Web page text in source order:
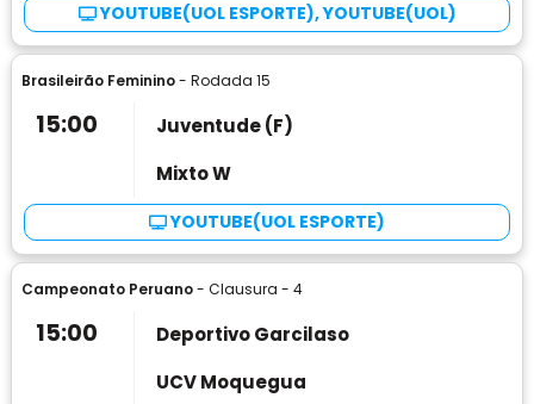
YOUTUBE(UOL ESPORTE), YOUTUBE(UOL)
Brasileirão Feminino- Rodada 15
15:00
Juventude (F)
Mixto W
YOUTUBE(UOL ESPORTE)
Campeonato Peruano- Clausura - 4
15:00
Deportivo Garcilaso
UCV Moquegua